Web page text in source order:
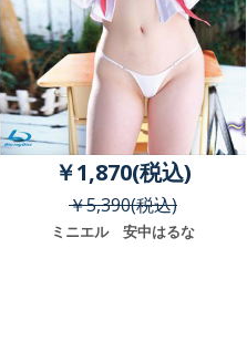
￥1,870(税込)
￥5,390(税込)
ミニエル 安中はるな